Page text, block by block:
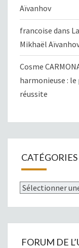
Aïvanhov
francoise dans
Mikhaël
Cosme
harmonieuse :
réussite
CATÉGORIES
Catégories
FORUM DE